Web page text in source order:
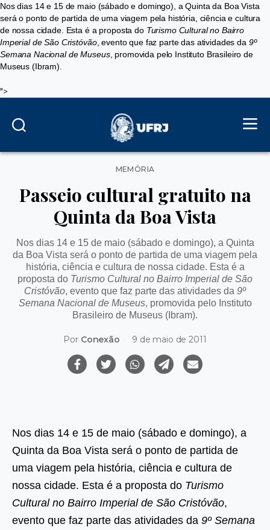
Nos dias 14 e 15 de maio (sábado e domingo), a Quinta da Boa Vista
será o ponto de partida de uma viagem pela história, ciência e cultura
de nossa cidade. Esta é a proposta do Turismo Cultural no Bairro
Imperial de São Cristóvão, evento que faz parte das atividades da 9º
Semana Nacional de Museus, promovida pelo Instituto Brasileiro de
Museus (Ibram).
">
Categorias
MEMÓRIA
Passeio cultural gratuito na
Quinta da Boa Vista
Nos dias 14 e 15 de maio (sábado e domingo), a Quinta
da Boa Vista será o ponto de partida de uma viagem pela
história, ciência e cultura de nossa cidade. Esta é a
proposta do Turismo Cultural no Bairro Imperial de São
Cristóvão, evento que faz parte das atividades da 9º
Semana Nacional de Museus, promovida pelo Instituto
Brasileiro de Museus (Ibram).
Por Conexão 9 de maio de 2011
Nos dias 14 e 15 de maio (sábado e domingo), a
Quinta da Boa Vista será o ponto de partida de
uma viagem pela história, ciência e cultura de
nossa cidade. Esta é a proposta do Turismo
Cultural no Bairro Imperial de São Cristóvão,
evento que faz parte das atividades da 9º Semana